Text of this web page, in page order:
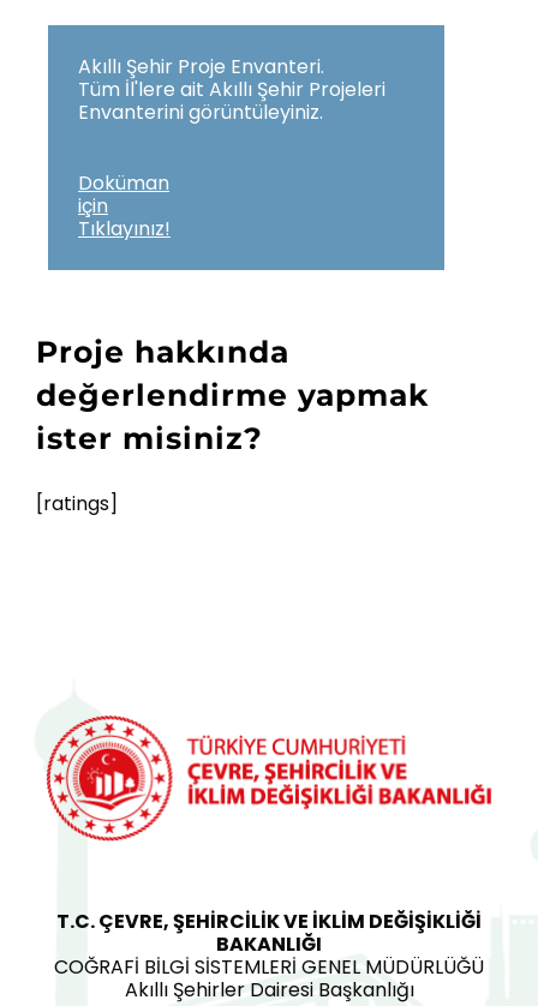
Akıllı Şehir Proje Envanteri.
Tüm İl'lere ait Akıllı Şehir Projeleri
Envanterini görüntüleyiniz.
Doküman
için
Tıklayınız!
Proje hakkında
değerlendirme yapmak
ister misiniz?
[ratings]
T.C. ÇEVRE, ŞEHİRCİLİK VE İKLİM DEĞİŞİKLİĞİ
BAKANLIĞI
COĞRAFİ BİLGİ SİSTEMLERİ GENEL MÜDÜRLÜĞÜ
Akıllı Şehirler Dairesi Başkanlığı